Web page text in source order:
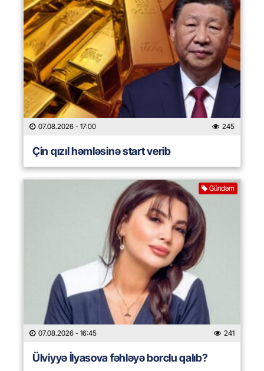
07.08.2026 - 17:00 245
Çin qızıl həmləsinə start verib
Gündəm
07.08.2026 - 16:45 241
Ülviyyə İlyasova fəhləyə borclu qalıb?